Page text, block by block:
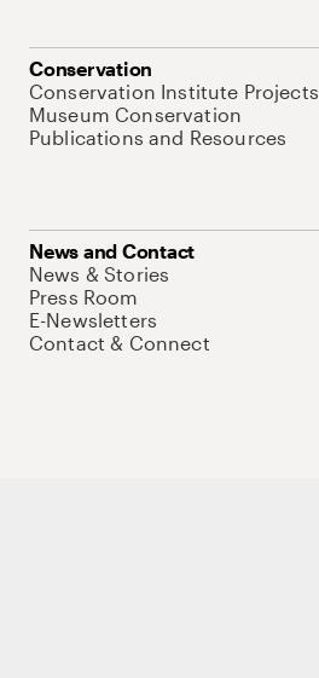
Conservation
Conservation Institute Projects
Museum Conservation
Publications and Resources
News and Contact
News & Stories
Press Room
E-Newsletters
Contact & Connect